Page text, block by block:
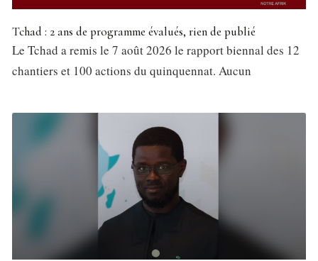
Tchad : 2 ans de programme évalués, rien de publié
Le Tchad a remis le 7 août 2026 le rapport biennal des 12
chantiers et 100 actions du quinquennat. Aucun